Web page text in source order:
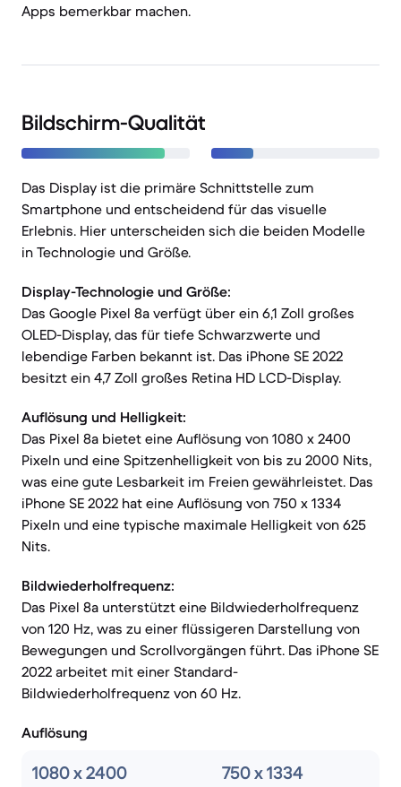
Apps bemerkbar machen.
Bildschirm-Qualität
Das Display ist die primäre Schnittstelle zum
Smartphone und entscheidend für das visuelle
Erlebnis. Hier unterscheiden sich die beiden Modelle
in Technologie und Größe.
Display-Technologie und Größe:
Das Google Pixel 8a verfügt über ein 6,1 Zoll großes
OLED-Display, das für tiefe Schwarzwerte und
lebendige Farben bekannt ist. Das iPhone SE 2022
besitzt ein 4,7 Zoll großes Retina HD LCD-Display.
Auflösung und Helligkeit:
Das Pixel 8a bietet eine Auflösung von 1080 x 2400
Pixeln und eine Spitzenhelligkeit von bis zu 2000 Nits,
was eine gute Lesbarkeit im Freien gewährleistet. Das
iPhone SE 2022 hat eine Auflösung von 750 x 1334
Pixeln und eine typische maximale Helligkeit von 625
Nits.
Bildwiederholfrequenz:
Das Pixel 8a unterstützt eine Bildwiederholfrequenz
von 120 Hz, was zu einer flüssigeren Darstellung von
Bewegungen und Scrollvorgängen führt. Das iPhone SE
2022 arbeitet mit einer Standard-
Bildwiederholfrequenz von 60 Hz.
Auflösung
1080 x 2400 750 x 1334